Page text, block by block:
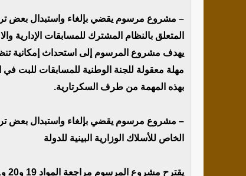
المتعلق بالنظام المشترك للمسابقات الإدارية
يهدف مشروع المرسوم إلى استحداث إمكانية
مهلة معقولة للجنة الوطنية للمسابقات للبت في
بهذه المهمة من طرف السكرتارية.
الخاص للأسلاك الوزارية البينية للدولة